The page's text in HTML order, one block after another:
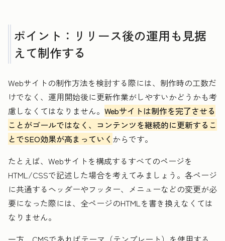
ポイント：リリース後の運用も見据
えて制作する
Webサイトの制作方法を検討する際には、制作時の工数だ
けでなく、運用開始後に更新作業がしやすいかどうかも考
慮しなくてはなりません。 Webサイトは制作を完了させる
ことがゴールではなく、コンテンツを継続的に更新するこ
とでSEO効果が高まっていく からです。
たとえば、Webサイトを構成するすべてのページを
HTML/CSSで記述した場合を考えてみましょう。各ページ
に共通するヘッダーやフッター、メニューなどの変更が必
要になった際には、全ページのHTMLを書き換えなくては
なりません。